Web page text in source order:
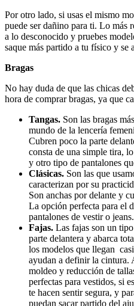
Por otro lado, si usas el mismo
puede ser dañino para ti. Lo más
a lo desconocido y pruebes
saque más partido a tu físico y se
Bragas
No hay duda de que las chicas
hora de comprar bragas, ya que
Tangas. Son las bragas
mundo de la lencería
Cubren poco la parte
consta de una simple tira,
y otro tipo de pantalones
Clásicas. Son las que
caracterizan por su
Son anchas por delante y
La opción perfecta para el
pantalones de vestir o jeans.
Fajas. Las fajas son un
parte delantera y abarca
los modelos que llegan
ayudan a definir la cintura.
moldeo y reducción de
perfectas para vestidos, si
te hacen sentir segura, y
puedan sacar partido del